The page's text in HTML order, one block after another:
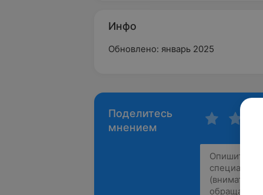
Инфо
Обновлено: январь 2025
Поделитесь
мнением